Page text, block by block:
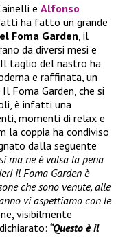
e Alfonso
ha fatto un grande
Foma Garden , il
da diversi mesi e
taglio del nastro ha
e raffinata, un
Foma Garden, che si
è infatti una
momenti di relax e
la coppia ha condiviso
dalla seguente
ma ne è valsa la pena
il Foma Garden è
che sono venute, alle
vi aspettiamo con le
visibilmente
“Questo è il